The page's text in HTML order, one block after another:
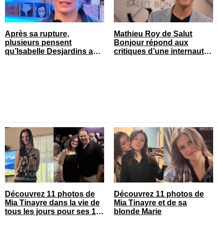
Après sa rupture,
plusieurs pensent
qu’Isabelle Desjardins a
Mathieu Roy de Salut
Bonjour répond aux
critiques d’une internaute
Découvrez 11 photos de
Mia Tinayre dans la vie de
tous les jours pour ses 18
Découvrez 11 photos de
Mia Tinayre et de sa
blonde Marie